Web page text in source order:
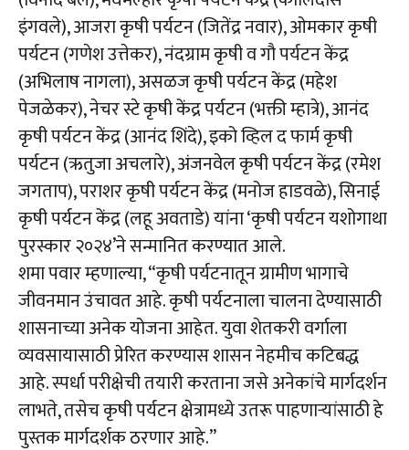
इंगवले), आजरा कृषी पर्यटन (जितेंद्र नवार), ओमकार कृषी
पर्यटन (गणेश उत्तेकर), नंदग्राम कृषी व गौ पर्यटन केंद्र
(अभिलाष नागला), असळज कृषी पर्यटन केंद्र (महेश
पेजळेकर), नेचर स्टे कृषी केंद्र पर्यटन (भक्ती म्हात्रे), आनंद
कृषी पर्यटन केंद्र (आनंद शिंदे), इको व्हिल द फार्म कृषी
पर्यटन (ऋतुजा अचलारे), अंजनवेल कृषी पर्यटन केंद्र (रमेश
जगताप), पराशर कृषी पर्यटन केंद्र (मनोज हाडवळे), सिनाई
कृषी पर्यटन केंद्र (लहू अवताडे) यांना ‘कृषी पर्यटन यशोगाथा
पुरस्कार २०२४’ने सन्मानित करण्यात आले.
शमा पवार म्हणाल्या, “कृषी पर्यटनातून ग्रामीण भागाचे
जीवनमान उंचावत आहे. कृषी पर्यटनाला चालना देण्यासाठी
शासनाच्या अनेक योजना आहेत. युवा शेतकरी वर्गाला
व्यवसायासाठी प्रेरित करण्यास शासन नेहमीच कटिबद्ध
आहे. स्पर्धा परीक्षेची तयारी करताना जसे अनेकांचे मार्गदर्शन
लाभते, तसेच कृषी पर्यटन क्षेत्रामध्ये उतरू पाहणाऱ्यांसाठी हे
पुस्तक मार्गदर्शक ठरणार आहे.”